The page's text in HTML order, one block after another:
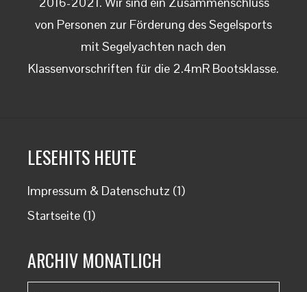
von Personen zur Förderung des Segelsports
mit Segelyachten nach den
Klassenvorschriften für die 2.4mR Bootsklasse.
LESEHITS HEUTE
Impressum & Datenschutz (1)
Startseite (1)
ARCHIV MONATLICH